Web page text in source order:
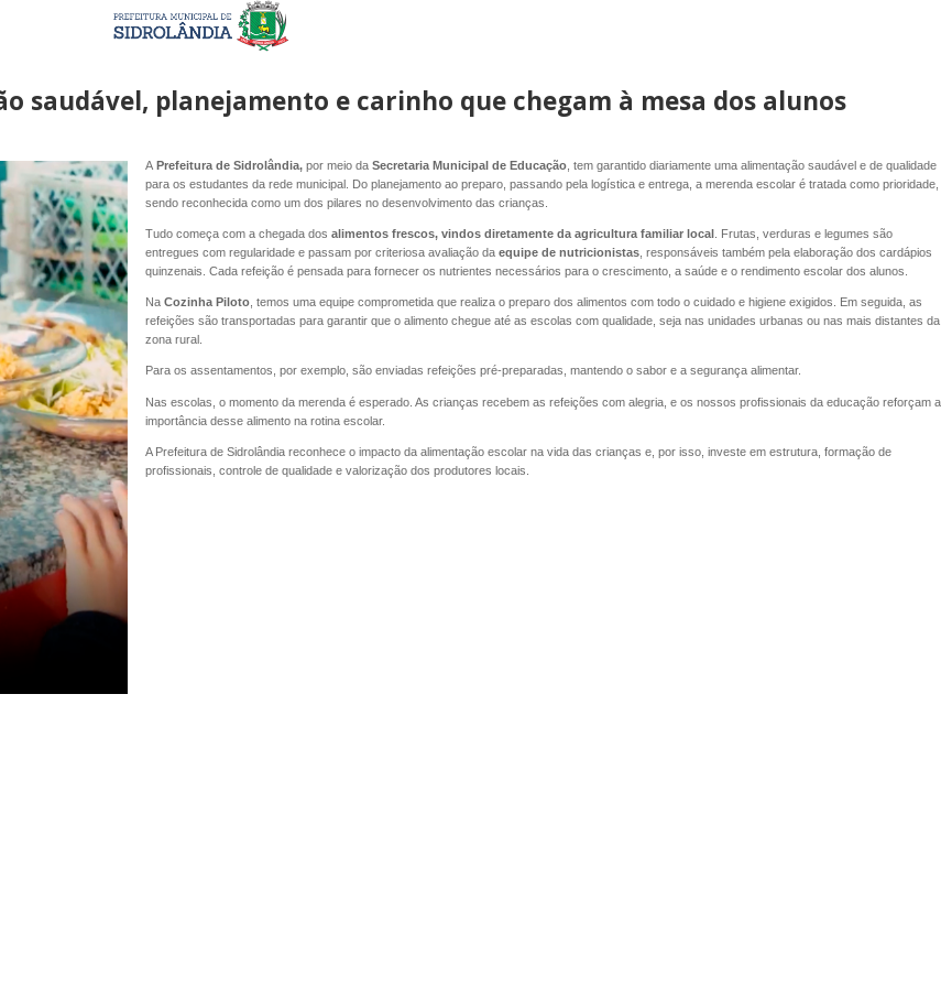
saudável, planejamento e carinho que chegam à mesa dos alunos
APrefeitura de Sidrolândia,por meio da Secretaria Municipal de Educação, tem garantido diariamente uma alimentação saudável e de qualidade
para os estudantes da rede municipal. Do planejamento ao preparo, passando pela logística e entrega, a merenda escolar é tratada como prioridade,
sendo reconhecida como um dos pilares no desenvolvimento das crianças.
Tudo começa com a chegada dos alimentos frescos, vindos diretamente da agricultura familiar local. Frutas, verduras e legumes são
entregues com regularidade e passam por criteriosa avaliação da equipe de nutricionistas, responsáveis também pela elaboração dos cardápios
quinzenais. Cada refeição é pensada para fornecer os nutrientes necessários para o crescimento, a saúde e o rendimento escolar dos alunos.
Na Cozinha Piloto, temos uma equipe comprometida que realiza o preparo dos alimentos com todo o cuidado e higiene exigidos. Em seguida, as
refeições são transportadas para garantir que o alimento chegue até as escolas com qualidade, seja nas unidades urbanas ou nas mais distantes da
zona rural.
Para os assentamentos, por exemplo, são enviadas refeições pré-preparadas, mantendo o sabor e a segurança alimentar.
Nas escolas, o momento da merenda é esperado. As crianças recebem as refeições com alegria, e os nossos profissionais da educação reforçam a
importância desse alimento na rotina escolar.
A Prefeitura de Sidrolândia reconhece o impacto da alimentação escolar na vida das crianças e, por isso, investe em estrutura, formação de
profissionais, controle de qualidade e valorização dos produtores locais.